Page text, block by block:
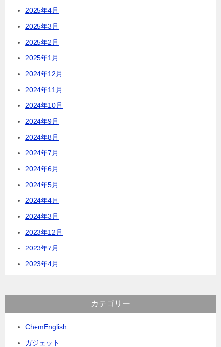
2025年4月
2025年3月
2025年2月
2025年1月
2024年12月
2024年11月
2024年10月
2024年9月
2024年8月
2024年7月
2024年6月
2024年5月
2024年4月
2024年3月
2023年12月
2023年7月
2023年4月
カテゴリー
ChemEnglish
ガジェット